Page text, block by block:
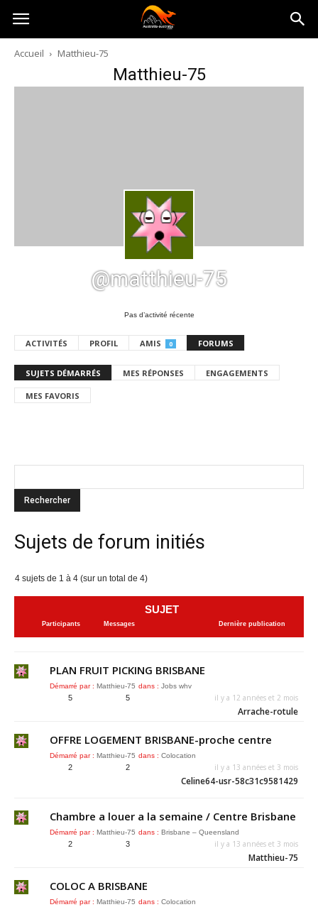
Australia-
australie.com
Accueil Matthieu-75
Matthieu-75
@matthieu-75
Pas d’activité récente
ACTIVITÉS PROFIL AMIS 0 FORUMS
SUJETS DÉMARRÉS MES RÉPONSES ENGAGEMENTS
MES FAVORIS
Sujets de forum initiés
4 sujets de 1 à 4 (sur un total de 4)
SUJET
Participants Messages Dernière publication
PLAN FRUIT PICKING BRISBANE
Démarré par : Matthieu-75 dans : Jobs whv
5 5 il y a 12 années et 2 mois
Arrache-rotule
OFFRE LOGEMENT BRISBANE-proche centre
Démarré par : Matthieu-75 dans : Colocation
2 2 il y a 13 années et 3 mois
Celine64-usr-58c31c9581429
Chambre a louer a la semaine / Centre Brisbane
Démarré par : Matthieu-75 dans : Brisbane – Queensland
2 3 il y a 13 années et 3 mois
Matthieu-75
COLOC A BRISBANE
Démarré par : Matthieu-75 dans : Colocation